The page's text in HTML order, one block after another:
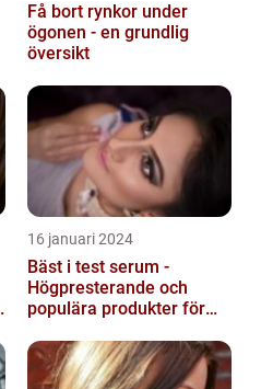
Få bort rynkor under
ögonen - en grundlig
översikt
16 januari 2024
Bäst i test serum -
Högpresterande och
populära produkter för